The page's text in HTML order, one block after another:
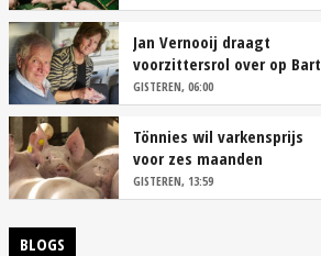
Jan Vernooij draagt
voorzittersrol over op Bart
Camps
GISTEREN, 06:00
Tönnies wil varkensprijs
voor zes maanden
vastleggen
GISTEREN, 13:59
BLOGS